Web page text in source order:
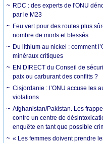
RDC : des experts de l'ONU
par le M23
Feu vert pour des routes plus
nombre de morts et blessés
Du lithium au nickel : comment
minéraux critiques
EN DIRECT du Conseil de
paix ou carburant des conflits ?
Cisjordanie : l’ONU accuse les
violations
Afghanistan/Pakistan. Les
contre un centre de
enquête en tant que possible
« Les femmes doivent prendre